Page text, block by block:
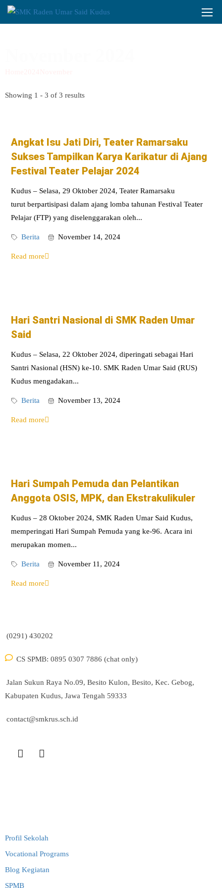
Showing 1 - 3 of 3 results
Angkat Isu Jati Diri, Teater Ramarsaku
Sukses Tampilkan Karya Karikatur di Ajang
Festival Teater Pelajar 2024
Kudus ‒ Selasa, 29 Oktober 2024, Teater Ramarsaku
turut berpartisipasi dalam ajang lomba tahunan Festival Teater
Pelajar (FTP) yang diselenggarakan oleh...
Berita November 14, 2024
Read more
Hari Santri Nasional di SMK Raden Umar
Said
Kudus – Selasa, 22 Oktober 2024, diperingati sebagai Hari
Santri Nasional (HSN) ke-10. SMK Raden Umar Said (RUS)
Kudus mengadakan...
Berita November 13, 2024
Read more
Hari Sumpah Pemuda dan Pelantikan
Anggota OSIS, MPK, dan Ekstrakulikuler
Kudus – 28 Oktober 2024, SMK Raden Umar Said Kudus,
memperingati Hari Sumpah Pemuda yang ke-96. Acara ini
merupakan momen...
Berita November 11, 2024
Read more
(0291) 430202
CS SPMB: 0895 0307 7886 (chat only)
Jalan Sukun Raya No.09, Besito Kulon, Besito, Kec. Gebog,
Kabupaten Kudus, Jawa Tengah 59333
contact@smkrus.sch.id
Profil Sekolah
Vocational Programs
Blog Kegiatan
SPMB